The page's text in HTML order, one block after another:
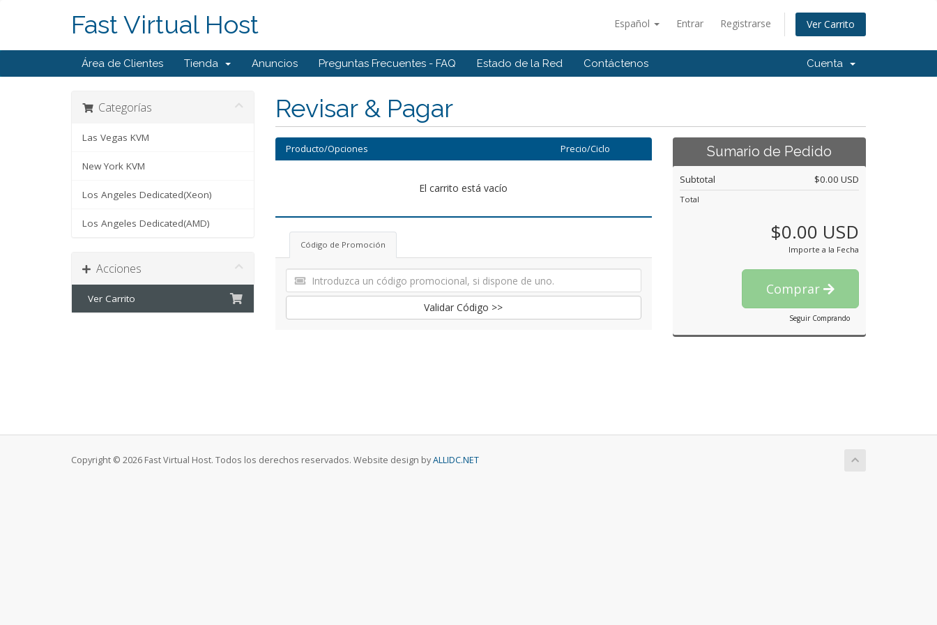
Español Entrar Registrarse Ver Carrito
Fast Virtual Host
Área de Clientes Tienda Anuncios Preguntas Frecuentes - FAQ Estado de la Red Contáctenos Cuenta
Categorías
Las Vegas KVM
New York KVM
Los Angeles Dedicated(Xeon)
Los Angeles Dedicated(AMD)
Acciones
Ver Carrito
Revisar & Pagar
Producto/Opciones Precio/Ciclo
El carrito está vacío
Código de Promoción
Validar Código >>
Sumario de Pedido
Subtotal $0.00 USD
Total
$0.00 USD
Importe a la Fecha
Comprar
Seguir Comprando
Copyright © 2026 Fast Virtual Host. Todos los derechos reservados. Website design byALLIDC.NET